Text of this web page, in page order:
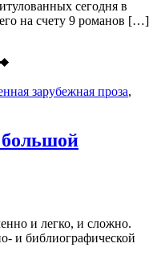
сегодня в
на счету 9 романов […]
зарубежная проза,
и легко, и сложно.
и библиографической